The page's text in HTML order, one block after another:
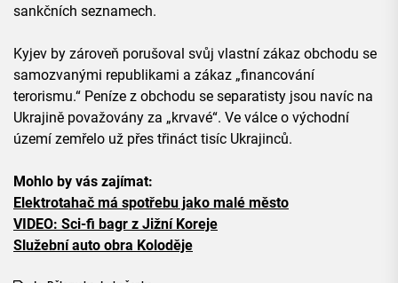
sankčních seznamech.
Kyjev by zároveň porušoval svůj vlastní zákaz obchodu se
samozvanými republikami a zákaz „financování
terorismu.“ Peníze z obchodu se separatisty jsou navíc na
Ukrajině považovány za „krvavé“. Ve válce o východní
území zemřelo už přes třináct tisíc Ukrajinců.
Mohlo by vás zajímat:
Elektrotahač má spotřebu jako malé město
VIDEO: Sci-fi bagr z Jižní Koreje
Služební auto obra Koloděje